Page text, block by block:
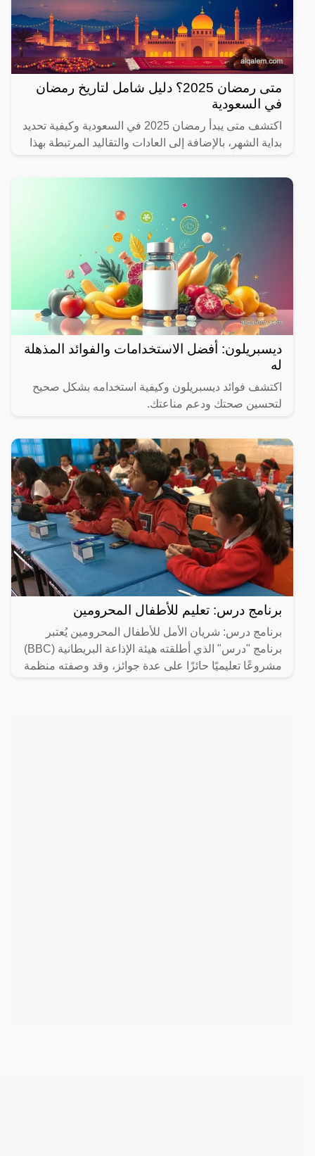
متى رمضان 2025؟ دليل شامل لتاريخ رمضان
في السعودية
اكتشف متى يبدأ رمضان 2025 في السعودية وكيفية تحديد
بداية الشهر، بالإضافة إلى العادات والتقاليد المرتبطة بهذا
ديسبريلون: أفضل الاستخدامات والفوائد المذهلة
له
اكتشف فوائد ديسبريلون وكيفية استخدامه بشكل صحيح
لتحسين صحتك ودعم مناعتك.
برنامج درس: تعليم للأطفال المحرومين
برنامج درس: شريان الأمل للأطفال المحرومين يُعتبر
برنامج "درس" الذي أطلقته هيئة الإذاعة البريطانية (BBC)
مشروعًا تعليميًا حائزًا على عدة جوائز، وقد وصفته منظمة